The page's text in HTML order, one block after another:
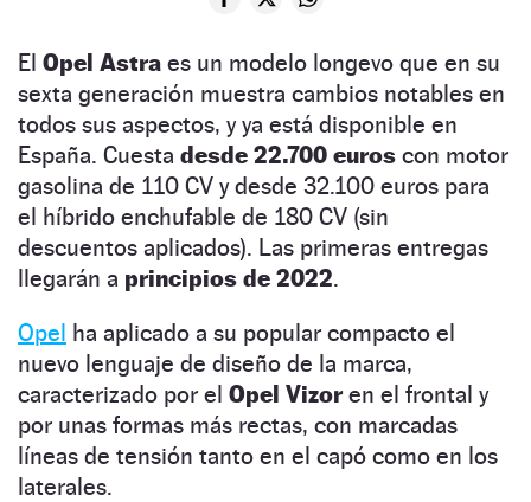
El Opel Astra es un modelo longevo que en su
sexta generación muestra cambios notables en
todos sus aspectos, y ya está disponible en
España. Cuesta desde 22.700 euros con motor
gasolina de 110 CV y desde 32.100 euros para
el híbrido enchufable de 180 CV (sin
descuentos aplicados). Las primeras entregas
llegarán a principios de 2022.
Opel ha aplicado a su popular compacto el
nuevo lenguaje de diseño de la marca,
caracterizado por el Opel Vizoren el frontal y
por unas formas más rectas, con marcadas
líneas de tensión tanto en el capó como en los
laterales.